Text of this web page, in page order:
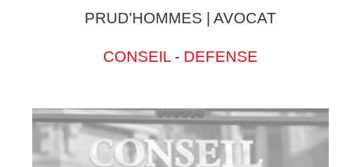
PRUD'HOMMES | AVOCAT
CONSEIL - DEFENSE